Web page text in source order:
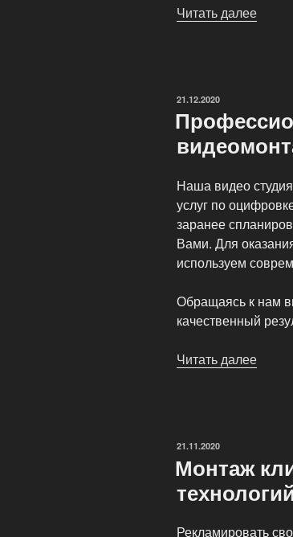
Читать далее
ОПУБЛИКОВАНО
21.12.2020
Наша видео
услуг по
заранее
Вами. Для
используем
Обращаясь к нам
качественный
Читать далее
ОПУБЛИКОВАНО
21.11.2020
Монтаж
Рекламировать